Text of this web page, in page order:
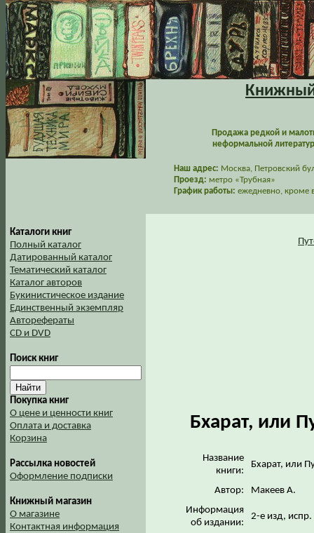
Книжный
Продажа редкой и
неформальной
Наш адрес: Москва, Петровский
Проезд: метро «Трубная»
График работы: ежедневно, кроме
Каталоги книг
Полный каталог
Датированный каталог
Тематический каталог
Каталог авторов
Букинистическое издание
Единственный экземпляр
Авторефераты
CD и DVD
Поиск книг
Покупка книг
О цене и ценности книг
Оплата и доставка
Корзина
Рассылка новостей
Оформление подписки
Книжный магазин
О магазине
Контактная информация
Бхарат, или
Название
книги:
Бхарат, или
Автор:
Макеев А.
Информация
об издании:
2-е изд,